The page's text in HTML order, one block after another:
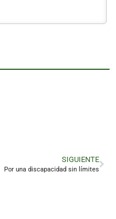
SIGUIENTE
Por una discapacidad sin límites